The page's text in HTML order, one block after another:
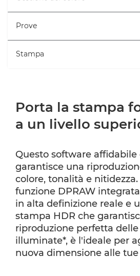
Prove
Stampa
Porta la stampa
a un livello
Questo software
garantisce una
colore, tonalità e nitidezza.
funzione DPRAW
in alta definizione reale e
stampa HDR che
riproduzione perfetta delle
illuminate*, è l'ideale per
nuova dimensione alle